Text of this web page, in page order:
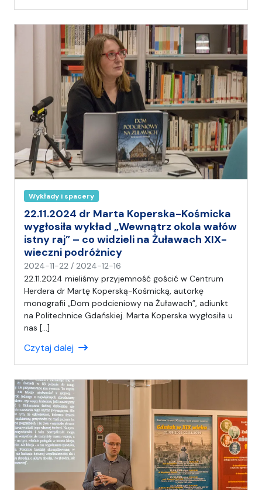
a
A
n
i
a
Wykłady i spacery
22.11.2024 dr Marta Koperska-Kośmicka
wygłosiła wykład „Wewnątrz okola wałów
istny raj” – co widzieli na Żuławach XIX-
wieczni podróżnicy
2024-11-22 / 2024-12-16
a
p
i
s
a
A
i
22.11.2024 mieliśmy przyjemność gościć w Centrum
Herdera dr Martę Koperską-Kośmicką, autorkę
monografii „Dom podcieniowy na Żuławach”, adiunkt
na Politechnice Gdańskiej. Marta Koperska wygłosiła u
nas […]
Czytaj dalej